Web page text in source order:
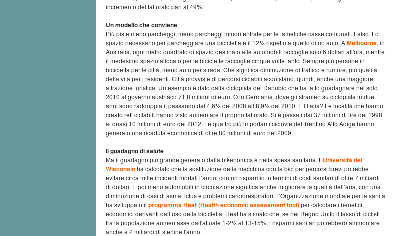
incremento del fatturato pari al 49%.
Un modello che conviene
Più piste meno parcheggi, meno parcheggi minori entrate per le fameliche casse comunali. Falso. Lo
spazio necessario per parcheggiare una bicicletta è il 12% rispetto a quello di un auto. AMelbourne, in
Australia, ogni metro quadrato di spazio destinato alle automobili raccoglie solo 6 dollari all'ora, mentre
il medesimo spazio allocato per le biciclette raccoglie cinque volte tanto. Sempre più persone in
bicicletta per le città, meno auto per strada. Che significa diminuzione di traffico e rumore, più qualità
della vita per i residenti. Città provviste di percorsi ciclabili acquistano, quindi, anche una maggiore
attrazione turistica. Un esempio è dato dalla ciclopista del Danubio che ha fatto guadagnare nel solo
2010 al governo austriaco 71,8 milioni di euro. O in Germania, dove gli stranieri su ciclopista in due
anni sono raddoppiati, passando dal 4,6% del 2008 all’8,9% del 2010. E l’Italia? Le località che hanno
creato reti ciclabili hanno visto aumentare il proprio fatturato. Si è passati dai 37 milioni di lire del 1998
ai quasi 10 milioni di euro del 2012. Le quattro più importanti ciclovie del Trentino Alto Adige hanno
generato una ricaduta economica di oltre 80 milioni di euro nel 2009.
Il guadagno di salute
Ma il guadagno più grande generato dalla bikenomics è nella spesa sanitaria. L’Università del
Wisconsinha calcolato che la sostituzione della macchina con la bici per percorsi brevi potrebbe
evitare circa mille incidenti mortali l’anno, con un risparmio in termini di costi sanitari di oltre 7 miliardi
di dollari. E poi meno automobili in circolazione significa anche migliorare la qualità dell’aria, con una
diminuzione di casi di asma, ictus e problemi cardiorespiratori. L’Organizzazione mondiale per la sanità
ha sviluppato il programma Heat (Health economic assessment tool)per calcolare i benefici
economici derivanti dall’uso della bicicletta. Heat ha stimato che, se nel Regno Unito il tasso di ciclisti
tra la popolazione aumentasse dall'attuale 1-2% al 13-15%, i risparmi sanitari potrebbero ammontare
anche a 2 miliardi di sterline l'anno.